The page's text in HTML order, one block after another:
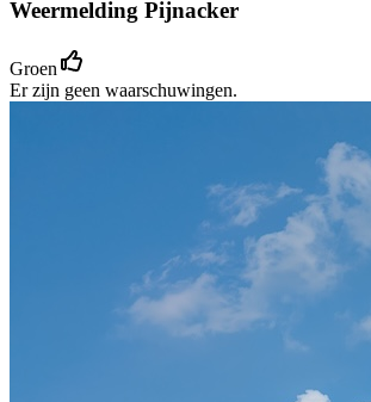
Weermelding Pijnacker
Groen
Er zijn geen waarschuwingen.